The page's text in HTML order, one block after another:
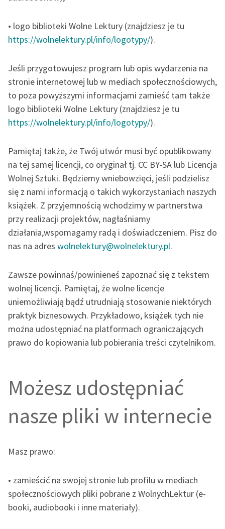
• logo biblioteki Wolne Lektury (znajdziesz je tu
https://wolnelektury.pl/info/logotypy/).
Jeśli przygotowujesz program lub opis wydarzenia na
stronie internetowej lub w mediach społecznościowych,
to poza powyższymi informacjami zamieść tam także
logo biblioteki Wolne Lektury (znajdziesz je tu
https://wolnelektury.pl/info/logotypy/).
Pamiętaj także, że Twój utwór musi być opublikowany
na tej samej licencji, co oryginał tj. CC BY-SA lub Licencja
Wolnej Sztuki. Będziemy wniebowzięci, jeśli podzielisz
się z nami informacją o takich wykorzystaniach naszych
książek. Z przyjemnością wchodzimy w partnerstwa
przy realizacji projektów, nagłaśniamy
działania,wspomagamy radą i doświadczeniem. Pisz do
nas na adres wolnelektury@wolnelektury.pl.
Zawsze powinnaś/powinieneś zapoznać się z tekstem
wolnej licencji. Pamiętaj, że wolne licencje
uniemożliwiają bądź utrudniają stosowanie niektórych
praktyk biznesowych. Przykładowo, książek tych nie
można udostępniać na platformach ograniczających
prawo do kopiowania lub pobierania treści czytelnikom.
Możesz udostępniać
nasze pliki w internecie
Masz prawo:
• zamieścić na swojej stronie lub profilu w mediach
społecznościowych pliki pobrane z WolnychLektur (e-
booki, audiobooki i inne materiały).